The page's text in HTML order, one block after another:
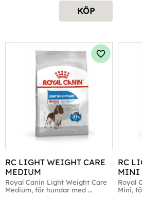
KÖP
RC LIGHT WEIGHT CARE
MEDIUM
Royal Canin Light Weight Care
Medium, för hundar med
Lägg till i
RC
MINI
Royal
Mini,